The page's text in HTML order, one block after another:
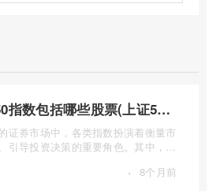
上证50指数包括哪些股票(上证50指数包含哪些股票)
证券市场中，各类指数扮演着衡量市
引导投资决策的重要角色。其中，上
· 8个月前